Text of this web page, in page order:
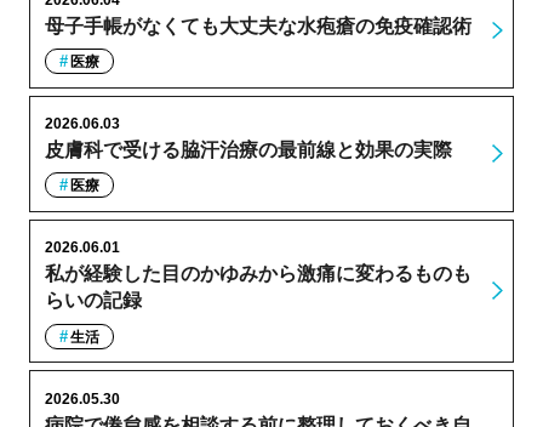
母子手帳がなくても大丈夫な水疱瘡の免疫確認術
医療
皮膚科で受ける脇汗治療の最前線と効果の実際
2026.06.03
医療
私が経験した目のかゆみから激痛に変わるものも
らいの記録
2026.06.01
生活
2026.05.30